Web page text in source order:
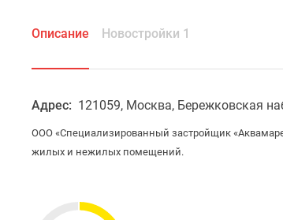
Описание Новостройки 1
Адрес: 121059, Москва, Бережковская
ООО «Специализированный застройщик «Аквамаре
жилых и нежилых помещений.